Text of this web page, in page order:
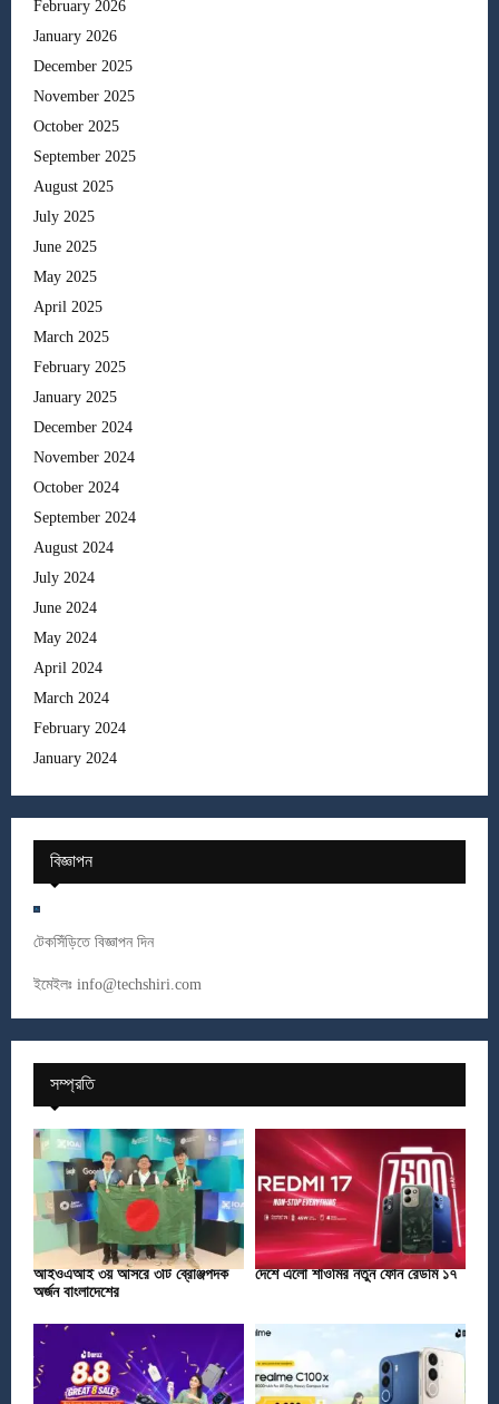
February 2026
January 2026
December 2025
November 2025
October 2025
September 2025
August 2025
July 2025
June 2025
May 2025
April 2025
March 2025
February 2025
January 2025
December 2024
November 2024
October 2024
September 2024
August 2024
July 2024
June 2024
May 2024
April 2024
March 2024
February 2024
January 2024
বিজ্ঞাপন
টেকসিঁড়িতে বিজ্ঞাপন দিন
ইমেইলঃ info@techshiri.com
সম্প্রতি
আইওএআই ৩য় আসরে ৩টি ব্রোঞ্জপদক
অর্জন বাংলাদেশের
দেশে এলো শাওমির নতুন ফোন রেডমি ১৭